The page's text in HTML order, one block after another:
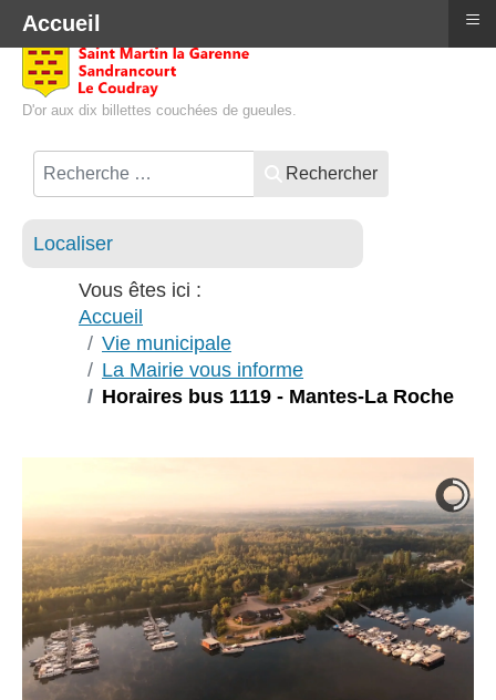
D'or aux dix billettes couchées de gueules.
Rechercher
Localiser
Vous êtes ici :
Accueil
Vie municipale
La Mairie vous informe
Horaires bus 1119 - Mantes-La Roche
Accueil ≡